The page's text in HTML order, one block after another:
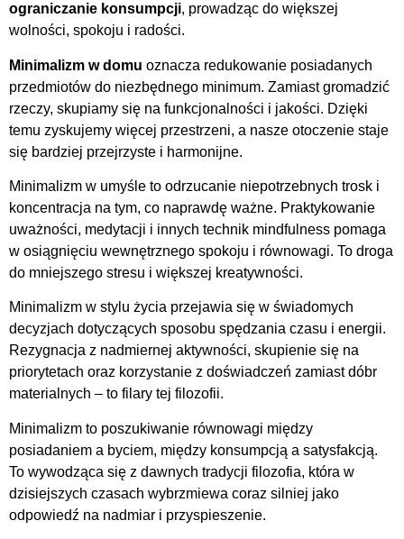
ograniczanie konsumpcji, prowadząc do większej
wolności, spokoju i radości.
Minimalizm w domu oznacza redukowanie posiadanych
przedmiotów do niezbędnego minimum. Zamiast gromadzić
rzeczy, skupiamy się na funkcjonalności i jakości. Dzięki
temu zyskujemy więcej przestrzeni, a nasze otoczenie staje
się bardziej przejrzyste i harmonijne.
Minimalizm w umyśle to odrzucanie niepotrzebnych trosk i
koncentracja na tym, co naprawdę ważne. Praktykowanie
uważności, medytacji i innych technik mindfulness pomaga
w osiągnięciu wewnętrznego spokoju i równowagi. To droga
do mniejszego stresu i większej kreatywności.
Minimalizm w stylu życia przejawia się w świadomych
decyzjach dotyczących sposobu spędzania czasu i energii.
Rezygnacja z nadmiernej aktywności, skupienie się na
priorytetach oraz korzystanie z doświadczeń zamiast dóbr
materialnych – to filary tej filozofii.
Minimalizm to poszukiwanie równowagi między
posiadaniem a byciem, między konsumpcją a satysfakcją.
To wywodząca się z dawnych tradycji filozofia, która w
dzisiejszych czasach wybrzmiewa coraz silniej jako
odpowiedź na nadmiar i przyspieszenie.